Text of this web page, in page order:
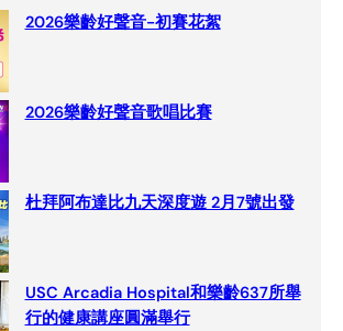
2026樂齡好聲音-初賽花絮
2026樂齡好聲音歌唱比賽
杜拜阿布達比九天深度遊 2月7號出發
USC Arcadia Hospital和樂齡637所舉
行的健康講座圓滿舉行